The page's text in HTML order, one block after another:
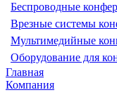
Беспроводные
Врезные системы
Мультимедийные
Оборудование для
Главная
Компания